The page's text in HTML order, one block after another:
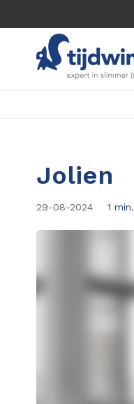
Jolien
29-08-2024 1 min.